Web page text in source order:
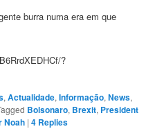
burra numa era em que
?
,Actualidade,Informação,News,
Bolsonaro, Brexit, President
Noah |4 Replies